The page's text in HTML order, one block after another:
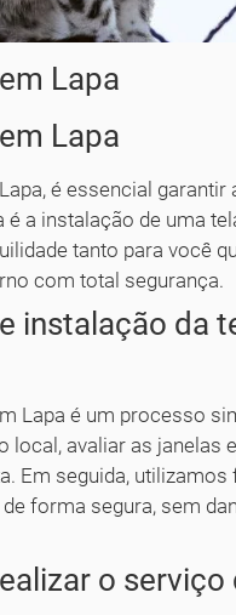
Lapa
Lapa
é essencial garantir
a instalação de uma
tanto para você
com total segurança.
instalação da
Lapa é um processo
avaliar as janelas
Em seguida,
forma segura, sem
o